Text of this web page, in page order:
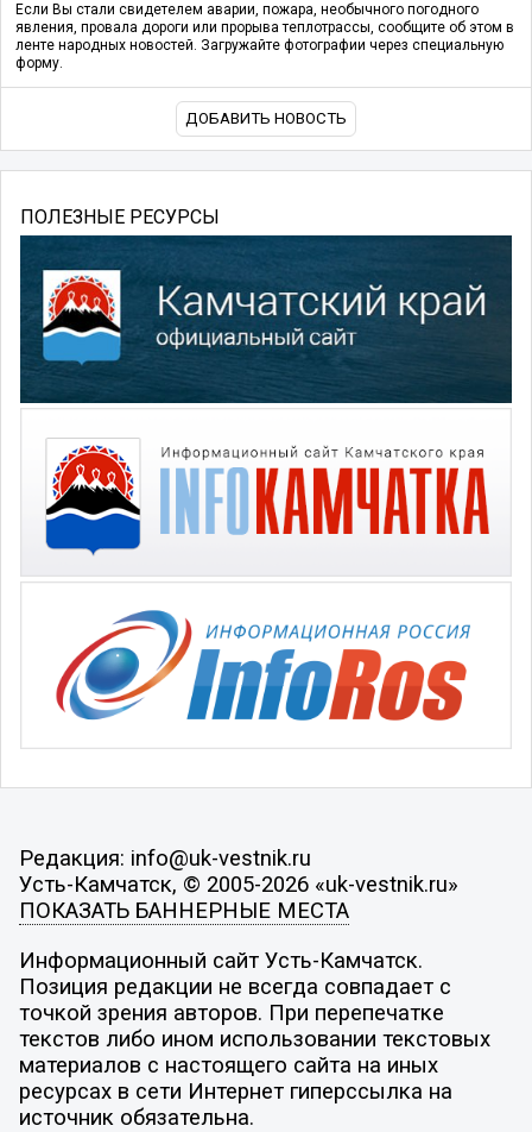
Если Вы стали свидетелем аварии, пожара, необычного погодного
явления, провала дороги или прорыва теплотрассы, сообщите об этом в
ленте народных новостей. Загружайте фотографии через специальную
форму.
ДОБАВИТЬ НОВОСТЬ
ПОЛЕЗНЫЕ РЕСУРСЫ
Редакция: info@uk-vestnik.ru
Усть-Камчатск, © 2005-2026 «uk-vestnik.ru»
ПОКАЗАТЬ БАННЕРНЫЕ МЕСТА
Информационный сайт Усть-Камчатск.
Позиция редакции не всегда совпадает с
точкой зрения авторов. При перепечатке
текстов либо ином использовании текстовых
материалов с настоящего сайта на иных
ресурсах в сети Интернет гиперссылка на
источник обязательна.